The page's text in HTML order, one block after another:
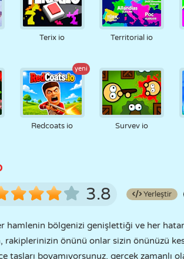
Terix io Territorial io
yeni
Redcoats io Survev io
3.8 Yerleştir
hamlenin bölgenizi genişlettiği ve her
rakiplerinizin önünü onlar sizin önünüzü
taşları boyamıyorsunuz, gerçek zamanlı